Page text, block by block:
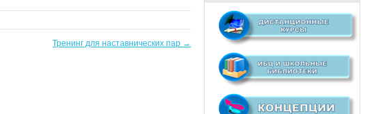
Тренинг для наставнических пар →